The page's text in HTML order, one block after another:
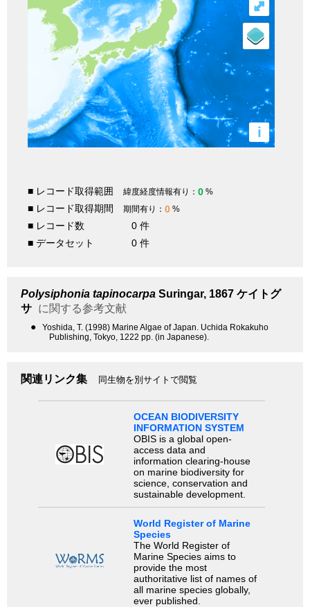
i
⤢
■ レコード取得範囲 緯度経度情報有り： 0 %
■ レコード取得期間 期間有り： 0 %
■ レコード数
0 件
■ データセット
0 件
Polysiphonia tapinocarpa Suringar, 1867 ケイトグ
サ に関する参考文献
●
Yoshida, T. (1998) Marine Algae of Japan. Uchida Rokakuho
Publishing, Tokyo, 1222 pp. (in Japanese).
関連リンク集 同生物を別サイトで閲覧
OCEAN BIODIVERSITY
INFORMATION SYSTEM
OBIS is a global open-
access data and
information clearing-house
on marine biodiversity for
science, conservation and
sustainable development.
World Register of Marine
Species
The World Register of
Marine Species aims to
provide the most
authoritative list of names of
all marine species globally,
ever published.